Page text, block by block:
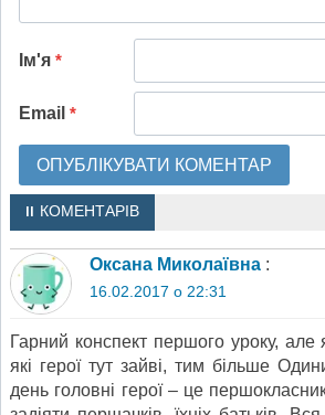
Ім'я *
Email *
11 КОМЕНТАРІВ
Оксана Миколаївна :
16.02.2017 о 22:31
Гарний конспект першого уроку,
які герої тут зайві, тим більше
день головні герої – це